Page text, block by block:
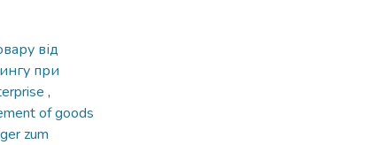
від
при
,
of goods
zum